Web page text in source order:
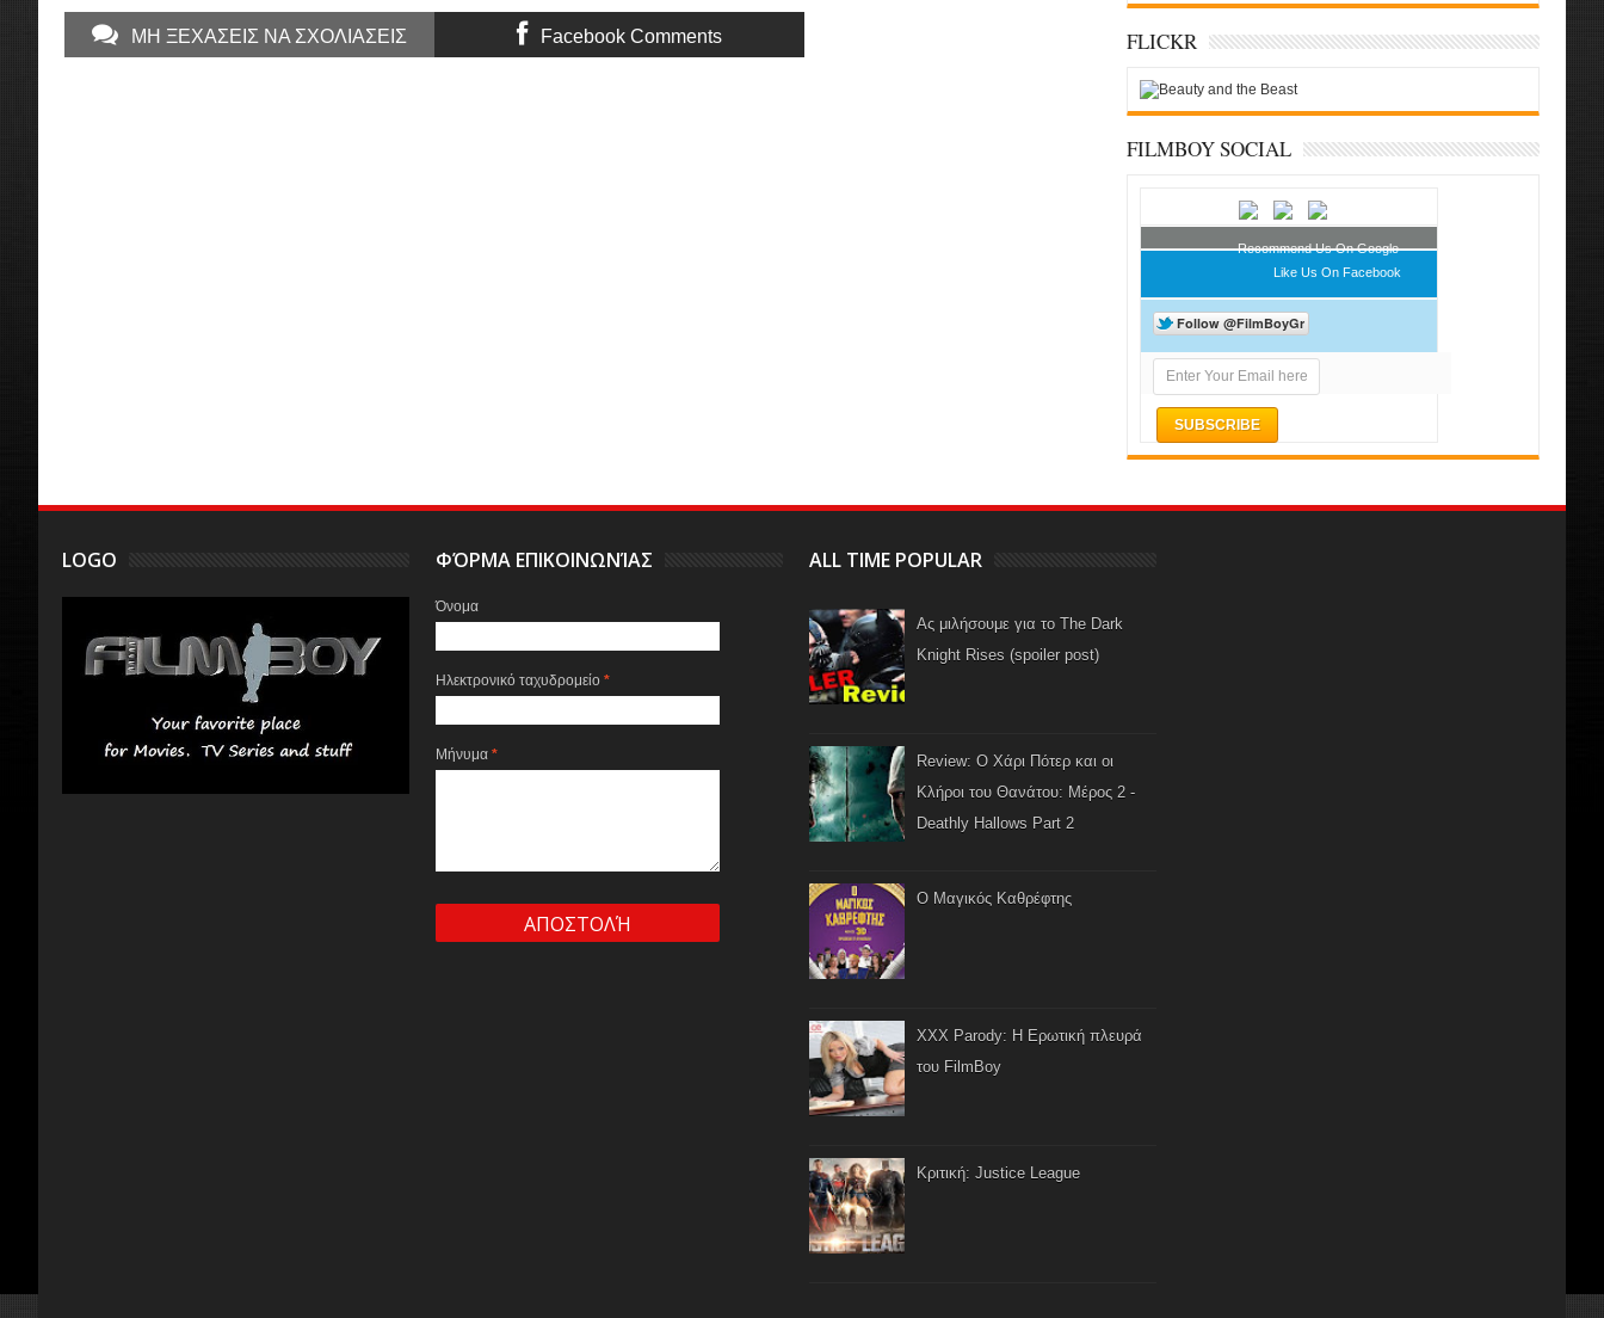
ΜΗ ΞΕΧΑΣΕΙΣ ΝΑ ΣΧΟΛΙΑΣΕΙΣ Facebook Comments FLICKR
FILMBOY SOCIAL
Recommend Us On Google
Like Us On Facebook
LOGO ΦΌΡΜΑ ΕΠΙΚΟΙΝΩΝΊΑΣ
Όνομα
Ηλεκτρονικό ταχυδρομείο*
Μήνυμα*
ALL TIME POPULAR
Ας μιλήσουμε για το The Dark
Knight Rises (spoiler post)
Review: Ο Χάρι Πότερ και οι
Κλήροι του Θανάτου: Μέρος 2 -
Deathly Hallows Part 2
Ο Μαγικός Καθρέφτης
XXX Parody: Η Ερωτική πλευρά
του FilmBoy
Κριτική: Justice League